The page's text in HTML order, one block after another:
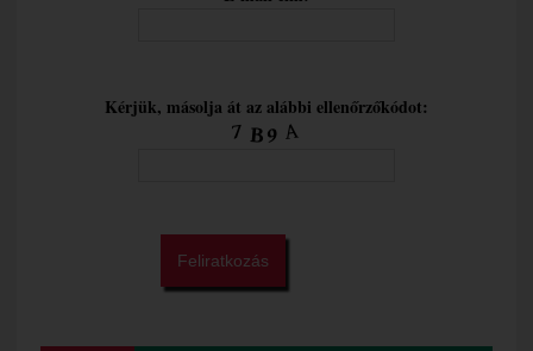
Kérjük, másolja át az alábbi ellenőrzőkódot: